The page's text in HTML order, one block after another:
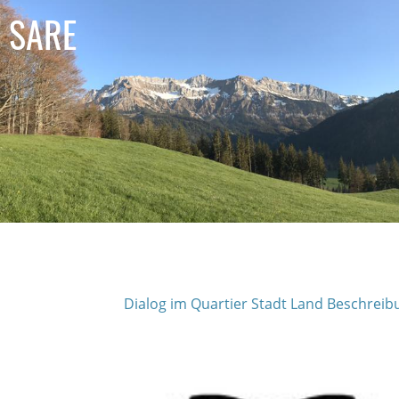
SARE
Dialog im Quartier Stadt Land